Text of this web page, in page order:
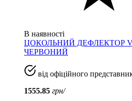
В наявності
ЦОКОЛЬНИЙ ДЕФЛЕКТОР
ЧЕРВОНИЙ
від офіційного
1555.85 грн/